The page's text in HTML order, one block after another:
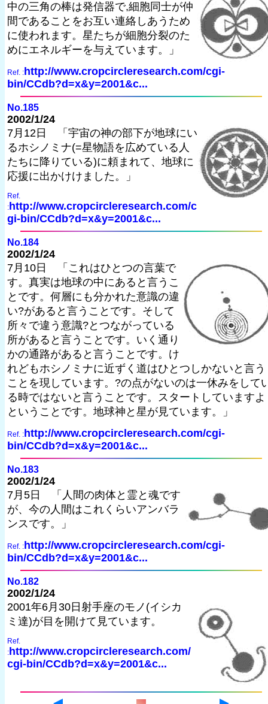
中の三角の棒は発信器で,細胞同士が仲
間であることをお互い連絡しあうため
に使われます。星たちが細胞分裂のた
めにエネルギーを与えています。」
Ref. : http://www.cropcircleresearch.com/cgi-
bin/CCdb?d=x&y=2001&c...
No.185
2002/1/24
7月12日 「宇宙の神の部下が地球にい
るホシノミナ(=星物語を広めている人
たちに降りている)に頼まれて、地球に
応援に出かけけました。」
Ref.
: http://www.cropcircleresearch.com/c
gi-bin/CCdb?d=x&y=2001&c...
No.184
2002/1/24
7月10日 「これはひとつの言葉で
す。真実は地球の中にあると言うこ
とです。何層にも分かれた意識の違
い?があると言うことです。そして
所々で違う意識?とつながっている
所があると言うことです。いく通り
かの通路があると言うことです。け
れどもホシノミナに近ずく道はひとつしかないと言う
ことを現しています。?の点がないのは一休みをして
る時ではないと言うことです。スタートしていますよ
ということです。地球神と星が見ています。」
Ref. : http://www.cropcircleresearch.com/cgi-
bin/CCdb?d=x&y=2001&c...
No.183
2002/1/24
7月5日 「人間の肉体と霊と魂です
が、今の人間はこれくらいアンバラ
ンスです。」
Ref. : http://www.cropcircleresearch.com/cgi-
bin/CCdb?d=x&y=2001&c...
No.182
2002/1/24
2001年6月30日射手座のモノ(イシカ
ミ達)が目を開けて見ています。
Ref.
: http://www.cropcircleresearch.com/
cgi-bin/CCdb?d=x&y=2001&c...